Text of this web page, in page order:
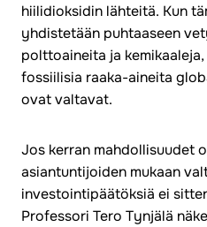
hiilidioksidin lähteitä. Kun
yhdistetään puhtaaseen
polttoaineita ja
fossiilisia raaka-aineita
ovat valtavat.
Jos kerran mahdollisuudet
asiantuntijoiden mukaan
investointipäätöksiä ei
Professori Tero Tynjälä